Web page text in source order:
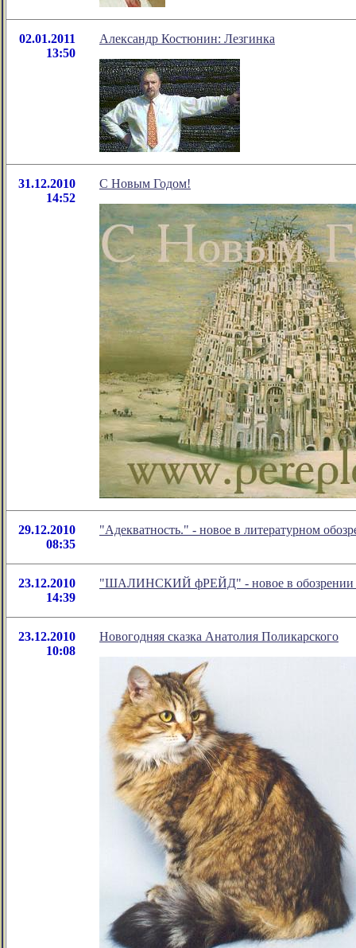
02.01.2011
13:50
Александр Костюнин: Лезгинка
31.12.2010
14:52
С Новым Годом!
29.12.2010
08:35
"Адекватность." - новое в литературном
23.12.2010
14:39
"ШАЛИНСКИЙ фРЕЙД" - новое в обозрении
23.12.2010
10:08
Новогодняя сказка Анатолия Поликарского